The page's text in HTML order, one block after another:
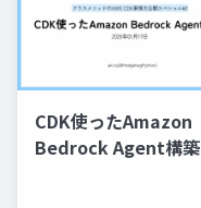
CDK使ったAmazon
Bedrock Agent構築